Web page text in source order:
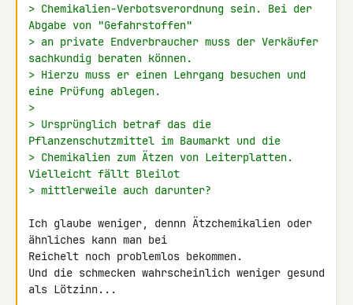
> Chemikalien-Verbotsverordnung sein. Bei der
Abgabe von "Gefahrstoffen"
> an private Endverbraucher muss der Verkäufer
sachkundig beraten können.
> Hierzu muss er einen Lehrgang besuchen und
eine Prüfung ablegen.
>
> Ursprünglich betraf das die
Pflanzenschutzmittel im Baumarkt und die
> Chemikalien zum Ätzen von Leiterplatten.
Vielleicht fällt Bleilot
> mittlerweile auch darunter?
Ich glaube weniger, dennn Ätzchemikalien oder
ähnliches kann man bei
Reichelt noch problemlos bekommen.
Und die schmecken wahrscheinlich weniger gesund
als Lötzinn...